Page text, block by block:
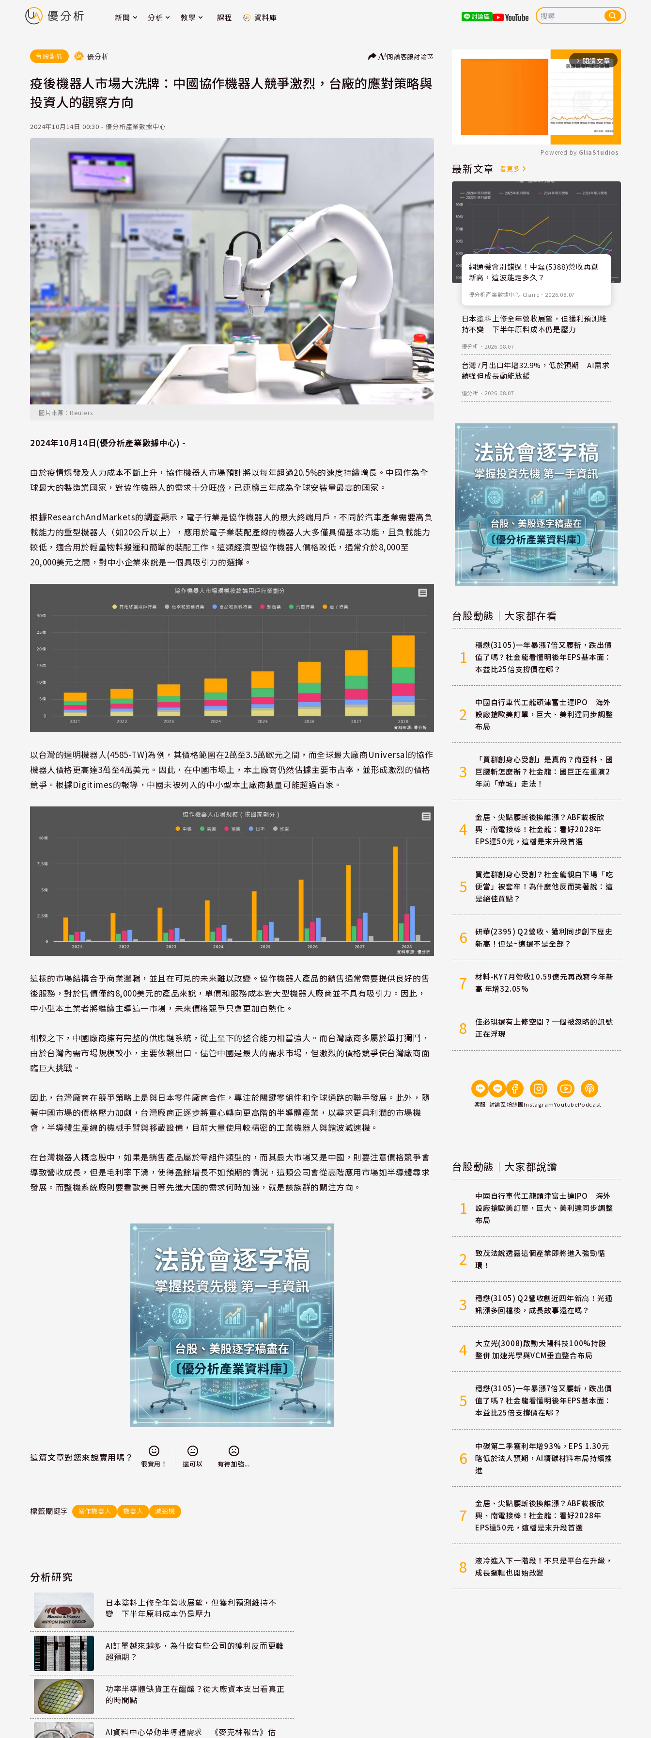
新聞 分析 教學 課程 資料庫 討論區
台股動態 優分析 朗讀客服討論區
疫後機器人市場大洗牌：中國協作機器人競爭激烈，台廠的應對策略與
投資人的觀察方向
2024年10月14日 00:30 - 優分析產業數據中心
圖片來源：Reuters
2024年10月14日(優分析產業數據中心) -
由於疫情爆發及人力成本不斷上升，協作機器人市場預計將以每年超過20.5%的速度持續增長。中國作為全
球最大的製造業國家，對協作機器人的需求十分旺盛，已連續三年成為全球安裝量最高的國家。
根據ResearchAndMarkets的調查顯示，電子行業是協作機器人的最大終端用戶。不同於汽車產業需要高負
載能力的重型機器人（如20公斤以上），應用於電子業裝配產線的機器人大多僅具備基本功能，且負載能力
較低，適合用於輕量物料搬運和簡單的裝配工作。這類經濟型協作機器人價格較低，通常介於8,000至
20,000美元之間，對中小企業來說是一個具吸引力的選擇。
以台灣的達明機器人(4585-TW)為例，其價格範圍在2萬至3.5萬歐元之間，而全球最大廠商Universal的協作
機器人價格更高達3萬至4萬美元。因此，在中國市場上，本土廠商仍然佔據主要市占率，並形成激烈的價格
競爭。根據Digitimes的報導，中國未被列入的中小型本土廠商數量可能超過百家。
這樣的市場結構合乎商業邏輯，並且在可見的未來難以改變。協作機器人產品的銷售通常需要提供良好的售
後服務，對於售價僅約8,000美元的產品來說，單價和服務成本對大型機器人廠商並不具有吸引力。因此，
中小型本土業者將繼續主導這一市場，未來價格競爭只會更加白熱化。
相較之下，中國廠商擁有完整的供應鏈系統，從上至下的整合能力相當強大。而台灣廠商多屬於單打獨鬥，
由於台灣內需市場規模較小，主要依賴出口。儘管中國是最大的需求市場，但激烈的價格競爭使台灣廠商面
臨巨大挑戰。
因此，台灣廠商在競爭策略上是與日本零件廠商合作，專注於關鍵零組件和全球通路的聯手發展。此外，隨
著中國市場的價格壓力加劇，台灣廠商正逐步將重心轉向更高階的半導體產業，以尋求更具利潤的市場機
會，半導體生產線的機械手臂與移載設備，目前大量使用較精密的工業機器人與諧波減速機。
在台灣機器人概念股中，如果是銷售產品屬於零組件類型的，而其最大市場又是中國，則要注意價格競爭會
導致營收成長，但是毛利率下滑，使得盈餘增長不如預期的情況，這類公司會從高階應用市場如半導體尋求
發展。而整機系統廠則要看歐美日等先進大國的需求何時加速，就是該族群的關注方向。
這篇文章對您來說實用嗎？
很實用！ 還可以 有待加強...
標籤關鍵字 協作機器人 機器人 減速機
分析研究
日本塗料上修全年營收展望，但獲利預測維持不
變 下半年原料成本仍是壓力
AI訂單越來越多，為什麼有些公司的獲利反而更難
超預期？
功率半導體缺貨正在醞釀？從大廠資本支出看真正
的時間點
AI資料中心帶動半導體需求 《麥克林報告》估
arrow_forward_ios 閱讀文章
Mute
Powered by GliaStudios
最新文章 看更多
網通機會別錯過！中磊(5388)營收再創
新高，這波能走多久？
優分析產業數據中心-Claire ． 2026.08.07
日本塗料上修全年營收展望，但獲利預測維
持不變 下半年原料成本仍是壓力
優分析 ． 2026.08.07
台灣7月出口年增32.9%，低於預期 AI需求
續強但成長動能放緩
優分析 ． 2026.08.07
台股動態｜大家都在看
1
穩懋(3105)一年暴漲7倍又腰斬，跌出價
值了嗎？杜金龍看懂明後年EPS基本面：
本益比25倍支撐價在哪？
2
中國自行車代工龍頭津富士達IPO 海外
設廠搶歐美訂單，巨大、美利達同步調整
布局
3
「買群創身心受創」是真的？南亞科、國
巨腰斬怎麼辦？杜金龍：國巨正在重演2
年前「華城」走法！
4
金居、尖點腰斬後換誰漲？ABF載板欣
興、南電接棒！杜金龍：看好2028年
EPS達50元，這檔是末升段首選
5
買進群創身心受創？杜金龍親自下場「吃
便當」被套牢！為什麼他反而笑著說：這
是絕佳買點？
6
研華(2395) Q2營收、獲利同步創下歷史
新高！但是~這還不是全部？
7
材料-KY7月營收10.59億元再改寫今年新
高 年增32.05%
8
佳必琪還有上修空間？一個被忽略的訊號
正在浮現
客服 討論區粉絲團InstagramYoutubePodcast
台股動態｜大家都說讚
1
中國自行車代工龍頭津富士達IPO 海外
設廠搶歐美訂單，巨大、美利達同步調整
布局
2
致茂法說透露這個產業即將進入強勁循
環！
3
穩懋(3105) Q2營收創近四年新高！光通
訊漲多回檔後，成長故事還在嗎？
4
大立光(3008)啟動大陽科技100%持股
整併 加速光學與VCM垂直整合布局
5
穩懋(3105)一年暴漲7倍又腰斬，跌出價
值了嗎？杜金龍看懂明後年EPS基本面：
本益比25倍支撐價在哪？
6
中碳第二季獲利年增93%，EPS 1.30元
略低於法人預期，AI精碳材料布局持續推
進
7
金居、尖點腰斬後換誰漲？ABF載板欣
興、南電接棒！杜金龍：看好2028年
EPS達50元，這檔是末升段首選
8
液冷進入下一階段！不只是平台在升級，
成長邏輯也開始改變